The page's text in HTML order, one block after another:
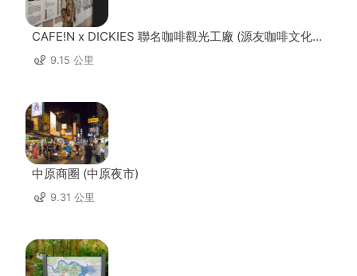
CAFE!N x DICKIES 聯名咖啡觀光工廠 (源友咖啡文化園
區) 9.15 公里
中原商圈 (中原夜市)
9.31 公里